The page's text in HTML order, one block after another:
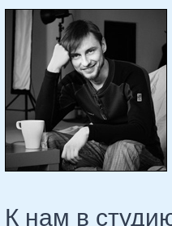
К нам в